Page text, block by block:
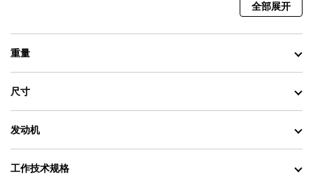
全部展开
重量
尺寸
发动机
工作技术规格